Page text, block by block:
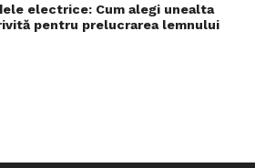
electrice: Cum alegi unealta
pentru prelucrarea lemnului